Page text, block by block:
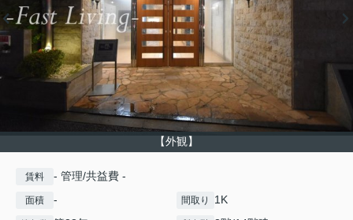
【外観】
賃料 - 管理/共益費 -
面積 - 間取り 1K